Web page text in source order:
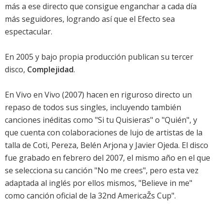
más a ese directo que consigue enganchar a cada día
más seguidores, logrando así que el Efecto sea
espectacular.
En 2005 y bajo propia producción publican su tercer
disco, Complejidad.
En Vivo en Vivo (2007) hacen en riguroso directo un
repaso de todos sus singles, incluyendo también
canciones inéditas como "Si tu Quisieras" o "Quién", y
que cuenta con colaboraciones de lujo de artistas de la
talla de Coti, Pereza, Belén Arjona y Javier Ojeda. El disco
fue grabado en febrero del 2007, el mismo año en el que
se selecciona su canción "No me crees", pero esta vez
adaptada al inglés por ellos mismos, "Believe in me"
como canción oficial de la 32nd AmericaŽs Cup".